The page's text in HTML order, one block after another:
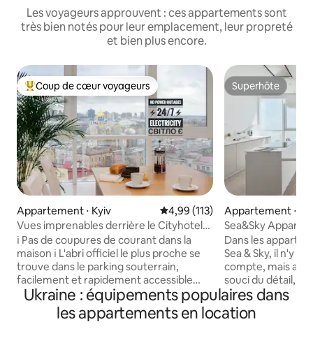
Les voyageurs approuvent : ces appartements sont
très bien notés pour leur emplacement, leur propreté
et bien plus encore.
Coups de cœur voyageurs les plus appréciés
Coup de cœur voyageurs
Appartement ⋅ Kyiv Évaluation moyenne sur la
4,99 (113)
Vues imprenables derrière le Cityhotel
Kyiv
ℹ️ Pas de coupures de courant dans la
maison ℹ️ L'abri officiel le plus proche se
trouve dans le parking souterrain,
facilement et rapidement accessible
avec un ascenseur. L'appartement (90 m
²) peut accueillir jusqu'à 4 voyageurs et
dispose de 2 chambres séparées (1 lit
Superhôte
Superhôte
Appartement ⋅
Sea&Sky
chambres
Dans les
Sea & Sky, il n'y a
compte, mais
souci du détail,
lumière, l'espace
dissolvent dans la mer.
étage dans le complexe résidentiel « 9
Ukraine : équipements populaires dans
les appartements en location